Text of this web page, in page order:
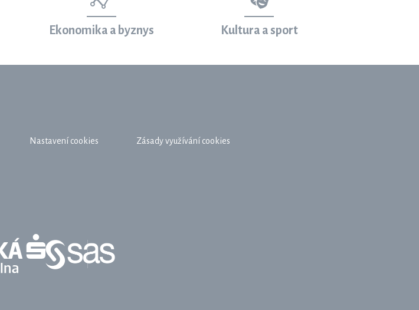
Ekonomika a byznys Kultura a sport
Nastavení cookies Zásady využívání cookies